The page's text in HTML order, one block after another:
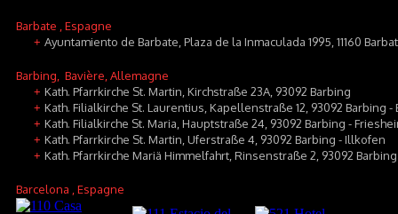
Barbate , Espagne
+ Ayuntamiento de Barbate, Plaza de la Inmaculada 1995, 11160
Barbing , Bavière, Allemagne
+ Kath. Pfarrkirche St. Martin, Kirchstraße 23A, 93092 Barbing
+ Kath. Filialkirche St. Laurentius, Kapellenstraße 12, 93092 Barbing -
+ Kath. Filialkirche St. Maria, Hauptstraße 24, 93092 Barbing -
+ Kath. Pfarrkirche St. Martin, Uferstraße 4, 93092 Barbing - Illkofen
+ Kath. Pfarrkirche Mariä Himmelfahrt, Rinsenstraße 2, 93092
Barcelona , Espagne